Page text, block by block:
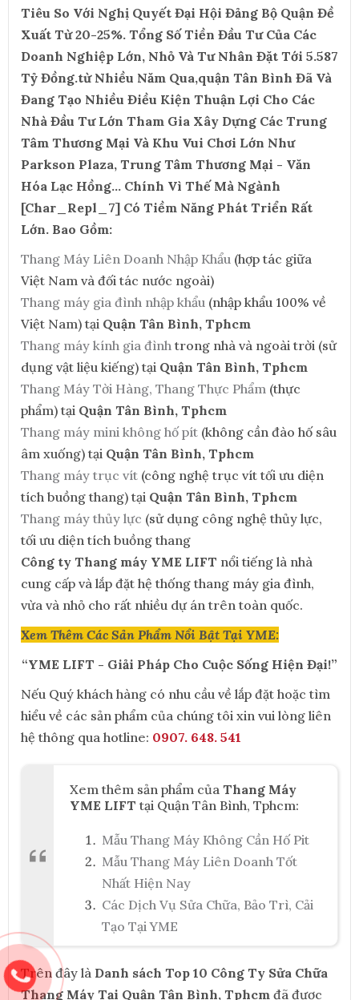
Tiêu So Với Nghị Quyết Đại Hội Đảng Bộ Quận Đề
Xuất Từ 20-25%. Tổng Số Tiền Đầu Tư Của Các
Doanh Nghiệp Lớn, Nhỏ Và Tư Nhân Đặt Tới 5.587
Tỷ Đồng.từ Nhiều Năm Qua,quận Tân Bình Đã Và
Đang Tạo Nhiều Điều Kiện Thuận Lợi Cho Các
Nhà Đầu Tư Lớn Tham Gia Xây Dựng Các Trung
Tâm Thương Mại Và Khu Vui Chơi Lớn Như
Parkson Plaza, Trung Tâm Thương Mại - Văn
Hóa Lạc Hồng... Chính Vì Thế Mà Ngành
[Char_Repl_7] Có Tiềm Năng Phát Triển Rất
Lớn. Bao Gồm:
Thang Máy Liên Doanh Nhập Khẩu (hợp tác giữa
Việt Nam và đối tác nước ngoài)
Thang máy gia đình nhập khẩu (nhập khẩu 100% về
Việt Nam) tại Quận Tân Bình, Tphcm
Thang máy kính gia đình trong nhà và ngoài trời (sử
dụng vật liệu kiếng) tại Quận Tân Bình, Tphcm
Thang Máy Tời Hàng, Thang Thực Phẩm (thực
phẩm) tại Quận Tân Bình, Tphcm
Thang máy mini không hố pít (không cần đào hố sâu
âm xuống) tại Quận Tân Bình, Tphcm
Thang máy trục vít (công nghệ trục vít tối ưu diện
tích buồng thang) tại Quận Tân Bình, Tphcm
Thang máy thủy lực (sử dụng công nghệ thủy lực,
tối ưu diện tích buồng thang
Công ty Thang máy YME LIFT nổi tiếng là nhà
cung cấp và lắp đặt hệ thống thang máy gia đình,
vừa và nhỏ cho rất nhiều dự án trên toàn quốc.
Xem Thêm Các Sản Phẩm Nổi Bật Tại YME:
“YME LIFT - Giải Pháp Cho Cuộc Sống Hiện Đại!”
Nếu Quý khách hàng có nhu cầu về lắp đặt hoặc tìm
hiểu về các sản phẩm của chúng tôi xin vui lòng liên
hệ thông qua hotline: 0907. 648. 541
Xem thêm sản phẩm của Thang Máy
YME LIFT tại Quận Tân Bình, Tphcm:
Mẫu Thang Máy Không Cần Hố Pit
Mẫu Thang Máy Liên Doanh Tốt
Nhất Hiện Nay
Các Dịch Vụ Sửa Chữa, Bảo Trì, Cải
Tạo Tại YME
Trên đây là Danh sách Top 10 Công Ty Sửa Chữa
Thang Máy Tại Quận Tân Bình, Tphcm đã được